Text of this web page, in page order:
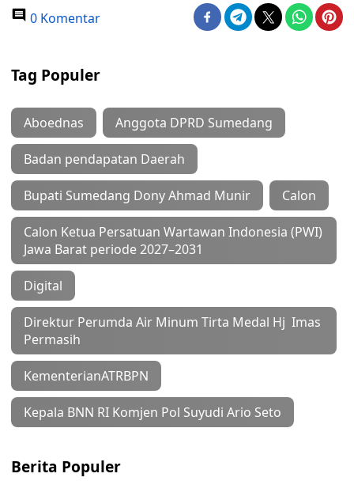
0 Komentar
Tag Populer
Aboednas Anggota DPRD Sumedang
Badan pendapatan Daerah
Bupati Sumedang Dony Ahmad Munir Calon
Calon Ketua Persatuan Wartawan Indonesia (PWI)
Jawa Barat periode 2027–2031
Digital
Direktur Perumda Air Minum Tirta Medal Hj Imas
Permasih
KementerianATRBPN
Kepala BNN RI Komjen Pol Suyudi Ario Seto
Berita Populer